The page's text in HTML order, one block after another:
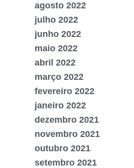
agosto 2022
julho 2022
junho 2022
maio 2022
abril 2022
março 2022
fevereiro 2022
janeiro 2022
dezembro 2021
novembro 2021
outubro 2021
setembro 2021